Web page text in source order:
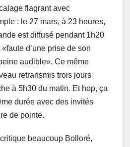
flagrant avec
: le 27 mars, à 23 heures,
est diffusé pendant 1h20
d’une prise de son
audible». Ce même
retransmis trois jours
à 5h30 du matin. Et hop, ça
durée avec des invités
de pointe.
beaucoup Bolloré,